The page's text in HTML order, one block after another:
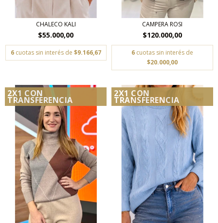
CHALECO KALI
$55.000,00
6 cuotas sin interés de $9.166,67
CAMPERA ROSI
$120.000,00
6 cuotas sin interés de
$20.000,00
2X1 CON
TRANSFERENCIA
2X1 CON
TRANSFERENCIA